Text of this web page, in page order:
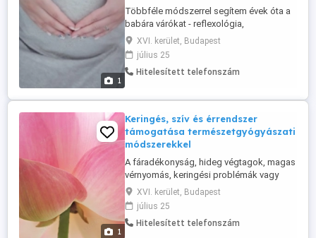
1
Többféle módszerrel segítem évek óta a
babára várókat - reflexológia,
akupresszúra, sejtszintű kezelés, testi-
lelki terápiák, blokkoldások. Korrekt árak,
referenciák, megbízható szakember,
frekventált helyen a 16. kerületben, Örs
XVI. kerület, Budapest
július 25
Hitelesített telefonszám
1
Keringés, szív és érrendszer
támogatása természetgyógyászati
módszerekkel
A fáradékonyság, hideg végtagok, magas
vérnyomás, keringési problémák vagy
szívfeszülés gyakran a test
energiaáramlásának zavarára utalnak.
Természetes módszerekkel újra élénkké
tehető a keringés és a vitalitás.
XVI. kerület, Budapest
július 25
Hitelesített telefonszám